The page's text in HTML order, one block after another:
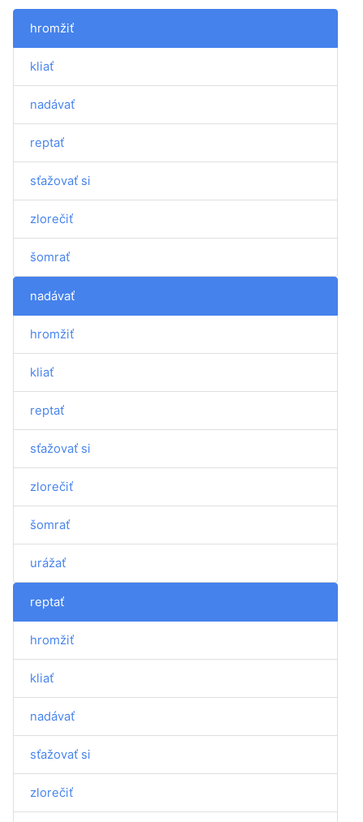
hromžiť
kliať
nadávať
reptať
sťažovať si
zlorečiť
šomrať
nadávať
hromžiť
kliať
reptať
sťažovať si
zlorečiť
šomrať
urážať
reptať
hromžiť
kliať
nadávať
sťažovať si
zlorečiť